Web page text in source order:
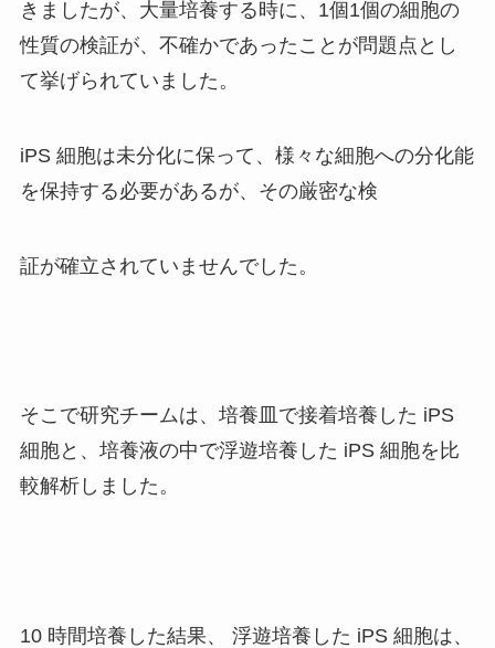
きましたが、大量培養する時に、1個1個の細胞の
性質の検証が、不確かであったことが問題点とし
て挙げられていました。
iPS 細胞は未分化に保って、様々な細胞への分化能
を保持する必要があるが、その厳密な検
証が確立されていませんでした。
そこで研究チームは、培養皿で接着培養した iPS
細胞と、培養液の中で浮遊培養した iPS 細胞を比
較解析しました。
10 時間培養した結果、 浮遊培養した iPS 細胞は、